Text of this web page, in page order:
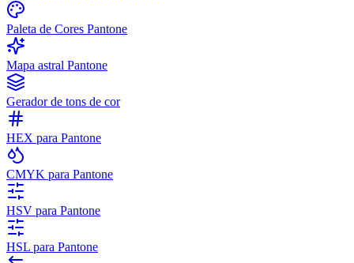
Paleta de Cores Pantone
Mapa astral Pantone
Gerador de tons de cor
HEX para Pantone
CMYK para Pantone
HSV para Pantone
HSL para Pantone